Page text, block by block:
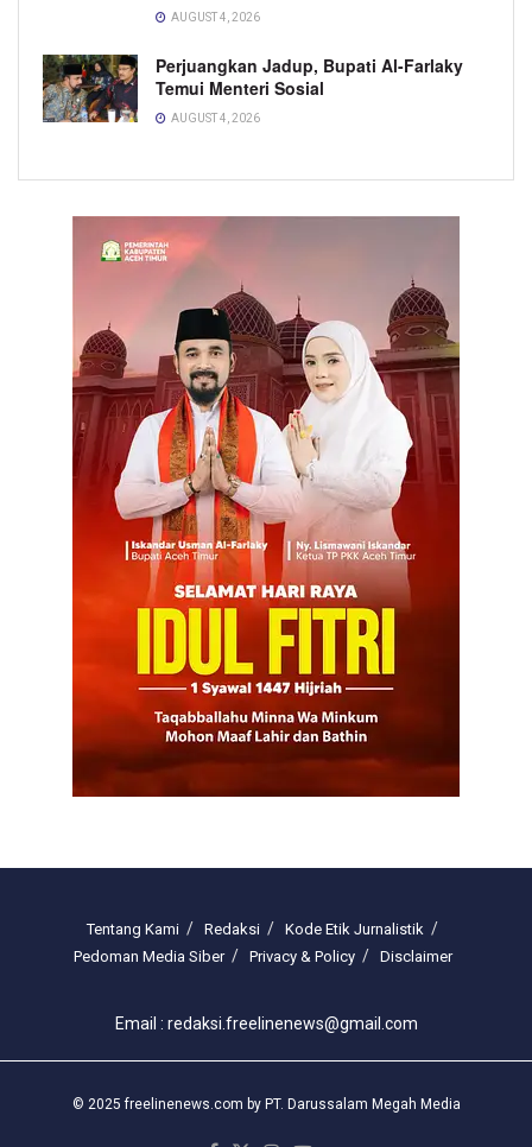
AUGUST 4, 2026
Perjuangkan Jadup, Bupati Al-Farlaky
Temui Menteri Sosial
AUGUST 4, 2026
Tentang Kami Redaksi
Kode Etik Jurnalistik
Pedoman Media Siber
Privacy & Policy Disclaimer
Email : redaksi.freelinenews@gmail.com
© 2025 freelinenews.com by PT. Darussalam Megah Media